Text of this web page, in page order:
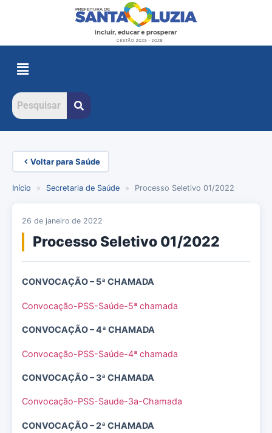
Voltar para Saúde
Início » Secretaria de Saúde » Processo Seletivo 01/2022
26 de janeiro de 2022
Processo Seletivo 01/2022
CONVOCAÇÃO – 5ª CHAMADA
Convocação-PSS-Saúde-5ª chamada
CONVOCAÇÃO – 4ª CHAMADA
Convocação-PSS-Saúde-4ª chamada
CONVOCAÇÃO – 3ª CHAMADA
Convocação-PSS-Saude-3a-Chamada
CONVOCAÇÃO – 2ª CHAMADA